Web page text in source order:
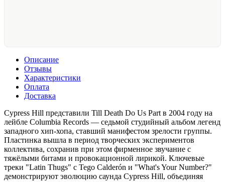
Описание
Отзывы
Характеристики
Оплата
Доставка
Cypress Hill представили Till Death Do Us Part в 2004 году на
лейбле Columbia Records — седьмой студийный альбом легенд
западного хип-хопа, ставший манифестом зрелости группы.
Пластинка вышла в период творческих экспериментов
коллектива, сохранив при этом фирменное звучание с
тяжёлыми битами и провокационной лирикой. Ключевые
треки "Latin Thugs" с Tego Calderón и "What's Your Number?"
демонстрируют эволюцию саунда Cypress Hill, объединяя